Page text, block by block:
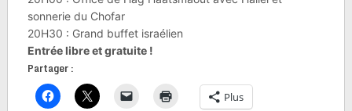
sonnerie du Chofar
20H30 : Grand buffet israélien
Entrée libre et gratuite !
Partager :
Plus